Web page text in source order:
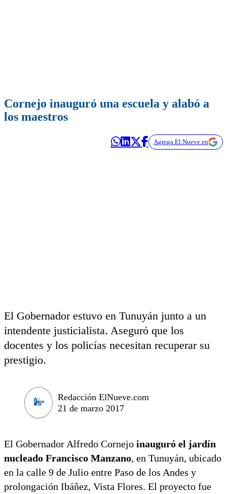
Cornejo inauguró una escuela y alabó a
los maestros
Agrega El Nueve en
El Gobernador estuvo en Tunuyán junto a un
intendente justicialista. Aseguró que los
docentes y los policías necesitan recuperar su
prestigio.
Redacción ElNueve.com
21 de marzo 2017
El Gobernador Alfredo Cornejo inauguró el jardín
nucleado Francisco Manzano, en Tunuyán, ubicado
en la calle 9 de Julio entre Paso de los Andes y
prolongación Ibáñez, Vista Flores. El proyecto fue